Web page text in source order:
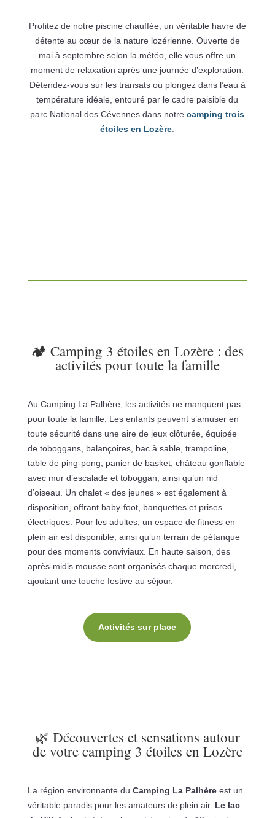
Profitez de notre piscine chauffée, un véritable havre de
détente au cœur de la nature lozérienne. Ouverte de
mai à septembre selon la météo, elle vous offre un
moment de relaxation après une journée d’exploration.
Détendez-vous sur les transats ou plongez dans l’eau à
température idéale, entouré par le cadre paisible du
parc National des Cévennes dans notrecamping trois
étoiles en Lozère
🏕️ Camping 3 étoiles en Lozère : des
activités pour toute la famille
Au Camping La Palhère, les activités ne manquent pas
pour toute la famille. Les enfants peuvent s’amuser en
toute sécurité dans une aire de jeux clôturée, équipée
de toboggans, balançoires, bac à sable, trampoline,
table de ping-pong, panier de basket, château gonflable
avec mur d’escalade et toboggan, ainsi qu’un nid
d’oiseau.
Un chalet « des jeunes » est également à
disposition, offrant baby-foot, banquettes et prises
électriques. Pour les adultes, un espace de fitness en
plein air est disponible, ainsi qu’un terrain de pétanque
pour des moments conviviaux. En haute saison, des
après-midis mousse sont organisés chaque mercredi,
ajoutant une touche festive au séjour.
Activités sur place
🌿 Découvertes et sensations autour
de votre camping 3 étoiles en Lozère
La région environnante du Camping La Palhèreest un
véritable paradis pour les amateurs de plein air. Le lac